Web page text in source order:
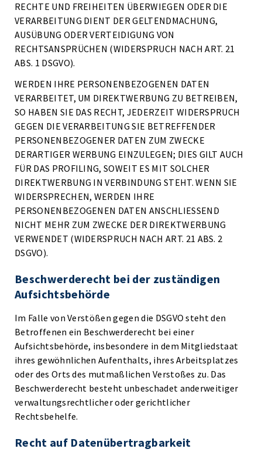
RECHTE UND FREIHEITEN ÜBERWIEGEN ODER DIE
VERARBEITUNG DIENT DER GELTENDMACHUNG,
AUSÜBUNG ODER VERTEIDIGUNG VON
RECHTSANSPRÜCHEN (WIDERSPRUCH NACH ART. 21
ABS. 1 DSGVO).
WERDEN IHRE PERSONENBEZOGENEN DATEN
VERARBEITET, UM DIREKTWERBUNG ZU BETREIBEN,
SO HABEN SIE DAS RECHT, JEDERZEIT WIDERSPRUCH
GEGEN DIE VERARBEITUNG SIE BETREFFENDER
PERSONENBEZOGENER DATEN ZUM ZWECKE
DERARTIGER WERBUNG EINZULEGEN; DIES GILT AUCH
FÜR DAS PROFILING, SOWEIT ES MIT SOLCHER
DIREKTWERBUNG IN VERBINDUNG STEHT. WENN SIE
WIDERSPRECHEN, WERDEN IHRE
PERSONENBEZOGENEN DATEN ANSCHLIESSEND
NICHT MEHR ZUM ZWECKE DER DIREKTWERBUNG
VERWENDET (WIDERSPRUCH NACH ART. 21 ABS. 2
DSGVO).
Beschwerde­recht bei der zuständigen
Aufsichts­behörde
Im Falle von Verstößen gegen die DSGVO steht den
Betroffenen ein Beschwerderecht bei einer
Aufsichtsbehörde, insbesondere in dem Mitgliedstaat
ihres gewöhnlichen Aufenthalts, ihres Arbeitsplatzes
oder des Orts des mutmaßlichen Verstoßes zu. Das
Beschwerderecht besteht unbeschadet anderweitiger
verwaltungsrechtlicher oder gerichtlicher
Rechtsbehelfe.
Recht auf Daten­übertrag­barkeit